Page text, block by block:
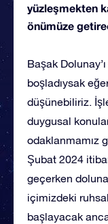
yüzleşmekten
önümüze
Başak
boşladıysak
düşünebiliriz.
duygusal
odaklanmamız
Şubat 2024
geçerken
içimizdeki
başlayacak